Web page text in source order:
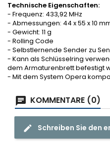
Technische Eigenschaften:
- Frequenz: 433,92 MHz
- Abmessungen: 44 x 55 x 10
- Gewicht: 11 g
- Rolling Code
- Selbstlernende Sender zu
- Kann als Schlüsselring
dem Armaturenbrett befestigt
- Mit dem System Opera
KOMMENTARE (0)
Schreiben Sie den